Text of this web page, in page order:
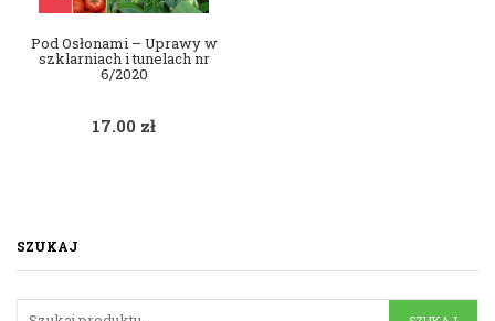
Pod Osłonami – Uprawy w
szklarniach i tunelach nr
6/2020
17.00 zł
SZUKAJ